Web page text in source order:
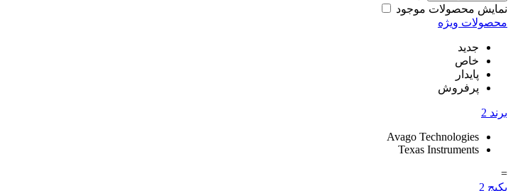
نمایش محصولات موجود
محصولات ویژه
جدید
خاص
پایدار
پرفروش
برند 2
Avago Technologies
Texas Instruments
=
پکیج 2